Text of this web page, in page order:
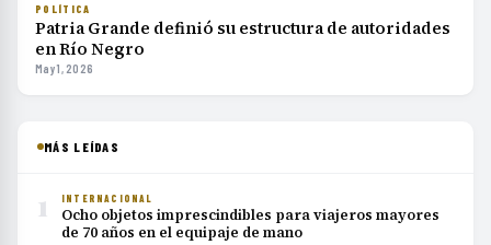
POLÍTICA
Patria Grande definió su estructura de autoridades
en Río Negro
May 1, 2026
MÁS LEÍDAS
1 INTERNACIONAL
Ocho objetos imprescindibles para viajeros mayores
de 70 años en el equipaje de mano